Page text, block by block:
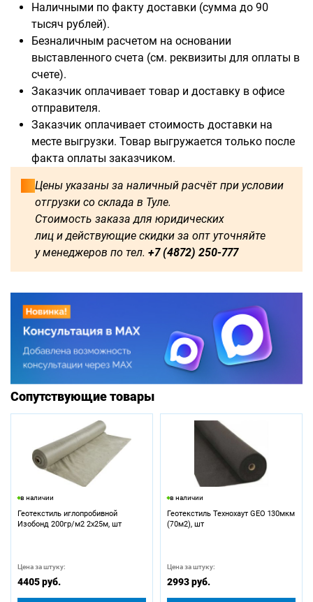
Наличными по факту доставки (сумма до 90
тысяч рублей).
Безналичным расчетом на основании
выставленного счета (см. реквизиты для оплаты в
счете).
Заказчик оплачивает товар и доставку в офисе
отправителя.
Заказчик оплачивает стоимость доставки на
месте выгрузки. Товар выгружается только после
факта оплаты заказчиком.
Цены указаны за наличный расчёт при условии
отгрузки со склада в Туле.
Стоимость заказа для юридических
лиц и действующие скидки за опт уточняйте
у менеджеров по тел. +7 (4872) 250-777
1750 1800 2000 2250
3000 3250
3500 3750 4000 4250
4500 4750 5000 5250
Сопутствующие товары
в наличии
Геотекстиль иглопробивной
Изобонд 200гр/м2 2х25м, шт
Цена за штуку:
4405 руб.
в наличии
Геотекстиль Технохаут GEO 130мкм
(70м2), шт
Цена за штуку:
2993 руб.